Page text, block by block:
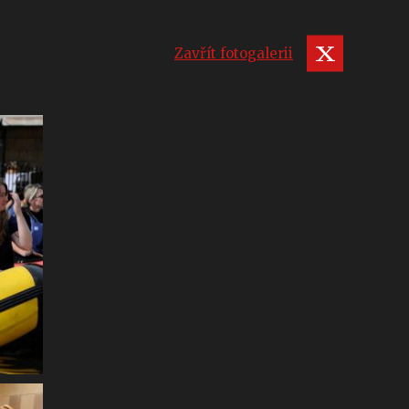
Zavřít fotogalerii